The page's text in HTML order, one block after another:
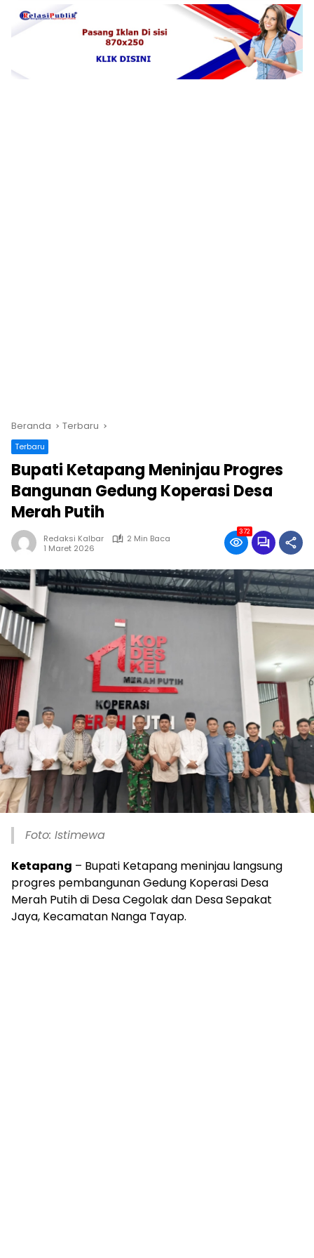
Beranda Terbaru
Terbaru
Bupati Ketapang Meninjau Progres
Bangunan Gedung Koperasi Desa
Merah Putih
Redaksi Kalbar
2 Min Baca
1 Maret 2026
372
Foto: Istimewa
Ketapang – Bupati Ketapang meninjau langsung
progres pembangunan Gedung Koperasi Desa
Merah Putih di Desa Cegolak dan Desa Sepakat
Jaya, Kecamatan Nanga Tayap.